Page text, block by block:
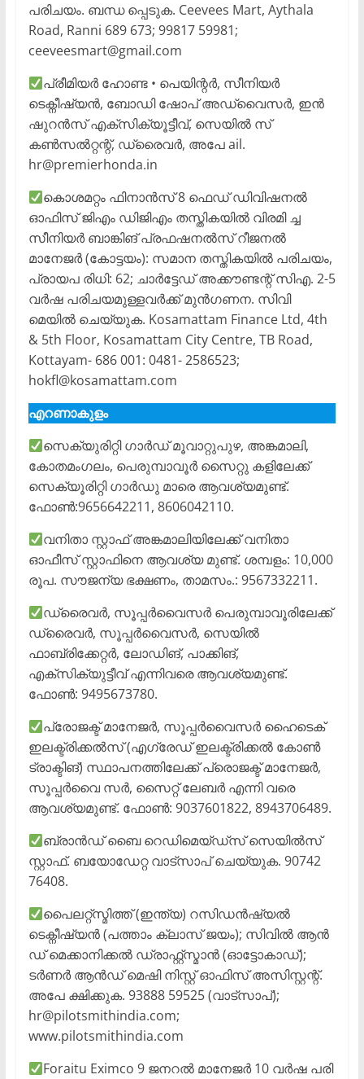
പരിചയം. ബന്ധ പ്പെടുക. Ceevees Mart, Aythala
Road, Ranni 689 673; 99817 59981;
ceeveesmart@gmail.com
പ്രീമിയർ ഹോണ്ട • പെയിന്റർ, സീനിയർ
ടെക്നീഷ്യൻ, ബോഡി ഷോപ് അഡ്വൈസർ, ഇൻ
ഷുറൻസ് എക്സിക്യൂട്ടീവ്, സെയിൽ സ്
കൺസൽറ്റന്റ്, ഡ്രൈവർ, അപേ ail.
hr@premierhonda.in
കൊശമറ്റം ഫിനാൻസ് 8 ഫെഡ് ഡിവിഷനൽ
ഓഫിസ് ജിഎം ഡിജിഎം തസ്തികയിൽ വിരമി ച്ച
സീനിയർ ബാങ്കിങ് പ്രഫഷനൽസ് റീജനൽ
മാനേജർ (കോട്ടയം): സമാന തസ്തികയിൽ പരിചയം,
പ്രായപ രിധി: 62; ചാർട്ടേഡ് അക്കൗണ്ടന്റ് സിഎ. 2-5
വർഷ പരിചയമുള്ളവർക്ക് മുൻഗണന. സിവി
മെയിൽ ചെയ്യുക. Kosamattam Finance Ltd, 4th
& 5th Floor, Kosamattam City Centre, TB Road,
Kottayam- 686 001: 0481- 2586523;
hokfl@kosamattam.com
എറണാകുളം
സെക്യുരിറ്റി ഗാർഡ് മൂവാറ്റുപുഴ, അങ്കമാലി,
കോതമംഗലം, പെരുമ്പാവൂർ സൈറ്റു കളിലേക്ക്
സെക്യൂരിറ്റി ഗാർഡു മാരെ ആവശ്യമുണ്ട്.
ഫോൺ:9656642211, 8606042110.
വനിതാ സ്റ്റാഫ് അങ്കമാലിയിലേക്ക് വനിതാ
ഓഫീസ് സ്റ്റാഫിനെ ആവശ്യ മുണ്ട്. ശമ്പളം: 10,000
രൂപ. സൗജന്യ ഭക്ഷണം, താമസം.: 9567332211.
ഡ്രൈവർ, സൂപ്പർവൈസർ പെരുമ്പാവൂരിലേക്ക്
ഡ്രൈവർ, സൂപ്പർവൈസർ, സെയിൽ
ഫാബ്രിക്കേറ്റർ, ലോഡിങ്, പാക്കിങ്,
എക്സിക്യുട്ടീവ് എന്നിവരെ ആവശ്യമുണ്ട്.
ഫോൺ: 9495673780.
പ്രോജക്ട് മാനേജർ, സൂപ്പർവൈസർ ഹൈടെക്
ഇലക്ട്രിക്കൽസ് (എഗ്രേഡ് ഇലക്ട്രിക്കൽ കോൺ
ട്രാക്ടിങ്) സ്ഥാപനത്തിലേക്ക് പ്രൊജക്ട് മാനേജർ,
സൂപ്പർവൈ സർ, സൈറ്റ് ലേബർ എന്നി വരെ
ആവശ്യമുണ്ട്. ഫോൺ: 9037601822, 8943706489.
ബ്രാൻഡ് ബൈ റെഡിമെയ്ഡ്സ് സെയിൽസ്
സ്റ്റാഫ്. ബയോഡേറ്റ വാട്സാപ് ചെയ്യുക. 90742
76408.
പൈലറ്റ്സ്മിത്ത് (ഇന്ത്യ) റസിഡൻഷ്യൽ
ടെക്നീഷ്യൻ (പത്താം ക്ലാസ് ജയം); സിവിൽ ആൻ
ഡ് മെക്കാനിക്കൽ ഡ്രാഫ്റ്റ്സ്മാൻ (ഓട്ടോകാഡ്);
ടർണർ ആൻഡ് മെഷി നിസ്റ്റ് ഓഫിസ് അസിസ്റ്റന്റ്.
അപേ ക്ഷിക്കുക. 93888 59525 (വാട്സാപ്);
hr@pilotsmithindia.com;
www.pilotsmithindia.com
Foraitu Eximco 9 ജനറൽ മാനേജർ 10 വർഷ പരി